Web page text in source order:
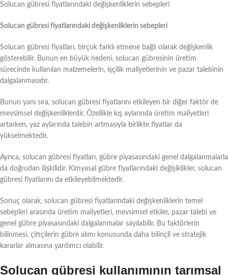
Solucan gübresi fiyatlarındaki değişkenliklerin sebepleri
Solucan gübresi fiyatlarındaki değişkenliklerin sebepleri
Solucan gübresi fiyatları, birçok farklı etmene bağlı olarak değişkenlik
gösterebilir. Bunun en büyük nedeni, solucan gübresinin üretim
sürecinde kullanılan malzemelerin, işçilik maliyetlerinin ve pazar talebinin
dalgalanmasıdır.
Bunun yanı sıra, solucan gübresi fiyatlarını etkileyen bir diğer faktör de
mevsimsel değişkenliklerdir. Özellikle kış aylarında üretim maliyetleri
artarken, yaz aylarında talebin artmasıyla birlikte fiyatlar da
yükselmektedir.
Ayrıca, solucan gübresi fiyatları, gübre piyasasındaki genel dalgalanmalarla
da doğrudan ilişkilidir. Kimyasal gübre fiyatlarındaki değişiklikler, solucan
gübresi fiyatlarını da etkileyebilmektedir.
Sonuç olarak, solucan gübresi fiyatlarındaki değişkenliklerin temel
sebepleri arasında üretim maliyetleri, mevsimsel etkiler, pazar talebi ve
genel gübre piyasasındaki dalgalanmalar sayılabilir. Bu faktörlerin
bilinmesi, çiftçilerin gübre alımı konusunda daha bilinçli ve stratejik
kararlar almasına yardımcı olabilir.
Solucan gübresi kullanımının tarımsal